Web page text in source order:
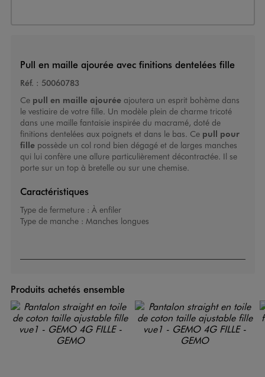
Pull en maille ajourée avec finitions dentelées fille
Réf. : 50060783
Ce pull en maille ajouréeajoutera un esprit bohème dans
le vestiaire de votre fille. Un modèle plein de charme tricoté
dans une maille fantaisie inspirée du macramé, doté de
finitions dentelées aux poignets et dans le bas. Ce pull pour
fillepossède un col rond bien dégagé et de larges manches
qui lui confère une allure particulièrement décontractée. Il se
porte sur un top à bretelle ou sur une chemise.
Caractéristiques
Type de fermeture : À enfiler
Type de manche : Manches longues
Produits achetés ensemble